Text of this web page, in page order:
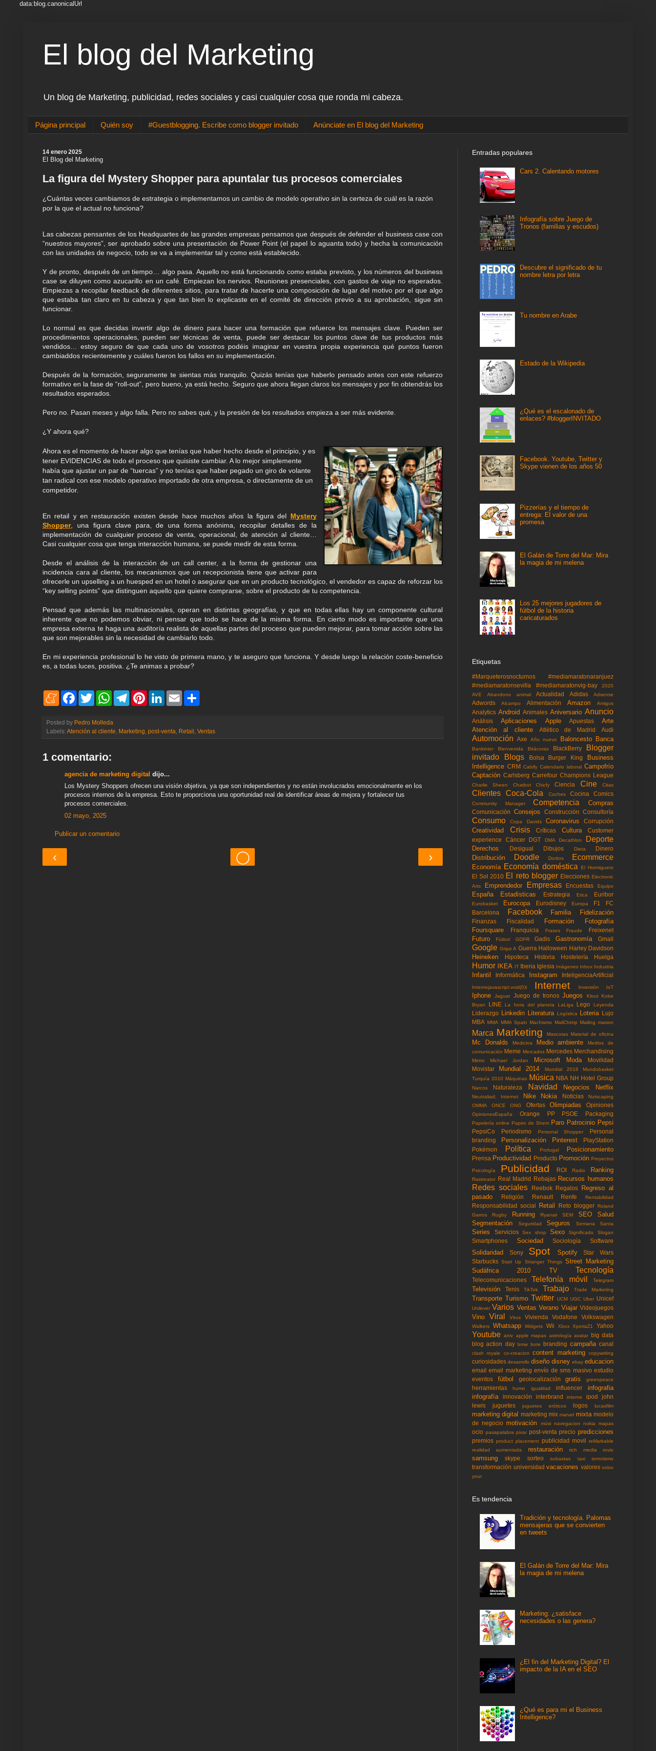
data:blog.canonicalUrl
El blog del Marketing
Un blog de Marketing, publicidad, redes sociales y casi cualquier cosa que ronda mi cabeza.
Página principal Quién soy #Guestblogging. Escribe como blogger invitado Anúnciate en El blog del Marketing
14 enero 2025
El Blog del Marketing
La figura del Mystery Shopper para apuntalar tus procesos comerciales
¿Cuántas veces cambiamos de estrategia o implementamos un cambio de modelo operativo sin la certeza de cuál es la razón
por la que el actual no funciona?
Las cabezas pensantes de los Headquartes de las grandes empresas pensamos que después de defender el business case con
“nuestros mayores”, ser aprobado sobre una presentación de Power Point (el papel lo aguanta todo) y hecha la comunicación
con las unidades de negocio, todo se va a implementar tal y como está establecido.
Y de pronto, después de un tiempo… algo pasa. Aquello no está funcionando como estaba previsto, y los números del business
case se diluyen como azucarillo en un café. Empiezan los nervios. Reuniones presenciales, con gastos de viaje no esperados.
Empiezas a recopilar feedback de diferentes sitios, para tratar de hacerte una composición de lugar del motivo por el que algo
que estaba tan claro en tu cabeza y que tan bien lo explicaste en el comité de dirección previo a su aprobación, sigue sin
funcionar.
Lo normal es que decidas invertir algo de dinero para hacer una formación que refuerce los mensajes clave. Pueden ser
procedimientos operacionales, pueden ser técnicas de venta, puede ser destacar los puntos clave de tus productos más
vendidos… estoy seguro de que cada uno de vosotros podéis imaginar en vuestra propia experiencia qué puntos fueron
cambiaddos recientemente y cuáles fueron los fallos en su implementación.
Después de la formación, seguramente te sientas más tranquilo. Quizás tenías que haberlo pensado antes con este refuerzo
formativo en la fase de “roll-out”, pero bueno, ya está hecho. Seguro que ahora llegan claros los mensajes y por fin obtendrás los
resultados esperados.
Pero no. Pasan meses y algo falla. Pero no sabes qué, y la presión de los resultados empieza a ser más evidente.
¿Y ahora qué?
Ahora es el momento de hacer algo que tenías que haber hecho desde el principio, y es
tener EVIDENCIAS de todo el proceso que quisiste cambiar. A lo mejor simplemente
había que ajustar un par de “tuercas” y no tenías que haber pegado un giro de volante
tan radical con ese modelo operativo importado de otra empresa, o directamente de un
competidor.
En retail y en restauración existen desde hace muchos años la figura del Mystery
Shopper, una figura clave para, de una forma anónima, recopilar detalles de la
implementación de cualquier proceso de venta, operacional, de atención al cliente…
Casi cualquier cosa que tenga interacción humana, se puede medir de esta forma.
Desde el análisis de la interacción de un call center, a la forma de gestionar una
incidencia cara al cliente, los mecanismos que un recepcionista tiene que activar para
ofrecerle un upselling a un huesped en un hotel o asegurar que en un producto tecnológico, el vendedor es capaz de reforzar los
“key selling points” que distinguen aquello que quiere comprarse, sobre el producto de tu competencia.
Pensad que además las multinacionales, operan en distintas geografías, y que en todas ellas hay un componente cultural
inherente que no podemos obviar, ni pensar que todo se hace de la misma forma. En cierto modo es importante que una
empresa externa te haga una auditoría realista de aquellas partes del proceso que pueden mejorar, para tomar acción sobre las
que son mejorables sin la necesidad de cambiarlo todo.
En mi experiencia profesional lo he visto de primera mano, y te aseguro que funciona. Y desde luego la relación coste-beneficio
es, a todas luces, positiva. ¿Te animas a probar?
M
a
m
e
F
b
o
o
T
w
t
e
r
W
s
A
p
T
r
a
P
r
e
L
d
I
E
Posted by Pedro Molleda
Labels: Atención al cliente Marketing post-venta Retail Ventas
1 comentario:
agencia de marketing digital dijo...
Los Mystery Shoppers ofrecen una visión objetiva, ya que son independientes y no están involucrados emocionalmente en los
procesos internos de la empresa. Esto te proporciona una oportunidad real de identificar áreas de mejora y fortalecer tus
procesos comerciales.
02 mayo, 2025
Publicar un comentario
‹ ›
◯
Entradas populares
Cars 2. Calentando motores
Infografía sobre Juego de
Tronos (familias y escudos)
Descubre el significado de tu
nombre letra por letra
Tu nombre en Arabe
Estado de la Wikipedia
¿Qué es el escalonado de
enlaces? #bloggerINVITADO
Facebook. Youtube, Twitter y
Skype vienen de los años 50
Pizzerías y el tiempo de
entrega: El valor de una
promesa
El Galán de Torre del Mar: Mira
la magia de mi melena
Los 25 mejores jugadores de
fútbol de la historia
caricaturados
Etiquetas
#Marqueterosnocturnos
#mediamaratonaranjuez
#mediamaratonsevilla
#mediamaratonvig-bay
2020
AVE
Abandono animal Actualidad Adidas Adsense
Adwords Alcampo Alimentación Amazon Amigos
Analytics Android Animales Aniversario Anuncio
Análisis Aplicaciones Apple Apuestas
Arte
Atención al cliente
Atlético de Madrid Audi
Automoción Axe Año nuevo Baloncesto Banca
Bankinter Bienvenida Bitácoras BlackBerry
Blogger
invitado
Blogs Bolsa Burger King
Business
Intelligence CRM Cabify Calendario laboral Campofrío
Captación Carlsberg Carrefour Champions League
Charlie Sheen Chatbot Chicfy Ciencia Cine Citas
Clientes Coca-Cola Coches Cocina Comics
Community Manager Competencia Compras
Comunicación Consejos Construcción Consultoría
Consumo Copa Davids Coronavirus Corrupción
Creatividad Crisis Críticas Cultura
Customer
experience
Cáncer DGT DMA Decathlon Deporte
Derechos Desigual Dibujos Dieta Dinero
Distribución Doodle Doritos Ecommerce
Economía Economía doméstica El Hormiguero
El Sol 2010 El reto blogger Elecciones Electronic
Arts
Emprendedor Empresas Encuestas Equipo
España Estadísticas Estrategia Etica Euribor
Eurobasket Eurocopa Eurodisney Europa F1
FC
Barcelona
Facebook Familia Fidelización
Finanzas Fiscalidad Formación
Fotografía
Foursquare
Franquicia Frases Fraude Freixenet
Futuro Fùtbol GDPR Gadis Gastronomía Gmail
Google Gripe A Guerra Halloween Harley Davidson
Heineken Hipoteca Historia Hostelería Huelga
Humor IKEA IT Iberia Iglesia Imágenes Inbox Industria
Infantil Informática Instagram InteligenciaArtificial
Internejavascript:void(0)t Internet Inversión IoT
Iphone Jaguar Juego de tronos Juegos Klout Kobe
Bryan
LINE La hora del planeta LaLiga Lego Leyenda
Liderazgo Linkedin Literatura Logística Loteria Lujo
MBA MMA MMA Spain Machismo MailChimp Mailing masivo
Marca Marketing Mascotas Material de oficina
Mc Donalds Medicina Medio ambiente
Medios de
comunicación Meme Mercados Mercedes Merchandising
Metro Michael Jordan Microsoft Moda
Movilidad
Movistar
Mundial 2014 Mundial 2018
Mundobasket
Turquía 2010 Máquinas Música NBA NH Hotel Group
Narcos Naturaleza Navidad Negocios Netflix
Neutraliad; Internet Nike Nokia Noticias
Nutscaping
OMMA
ONCE ONG Ofertas Olimpiadas Opiniones
OpinionesEspaña Orange PP PSOE Packaging
Papelería online Papiro de Shem Paro Patrocinio Pepsi
PepsiCo Periodismo Personal Shopper
Personal
branding
Personalización Pinterest
PlayStation
Pokémon
Política Portugal Posicionamiento
Prensa Productividad Producto Promoción Proyectos
Psicología Publicidad ROI Radio Ranking
Rastreator Real Madrid Rebajas Recursos humanos
Redes sociales Reebok Regalos
Regreso al
pasado
Religión Renault Renfe Rentabilidad
Responsabilidad social Retail Reto blogger Roland
Garros
Rugby Running Ryanair SEM SEO
Salud
Segmentación
Seguridad Seguros Semana Santa
Series Servicios Sex shop Sexo Significado Slogan
Smartphones Sociedad Sociología Software
Solidaridad Sony Spot Spotify
Star Wars
Starbucks Start Up Stranger Things Street Marketing
Sudáfrica 2010
TV Tecnología
Telecomunicaciones Telefonía móvil Telegram
Televisión Tenis TikTok Trabajo Trade Marketing
Transporte Turismo Twitter UCM UGC Uber Unicef
Unilever Varios Ventas Verano Viajar Videojuegos
Vino Viral Virus Vivienda Vodafone Volkswagen
Walkers Whatsapp Widgets Wii Xbox XperiaZ1 Yahoo
Youtube aniv apple mapas astrología avatar big data
blog action day bmw bote branding campaña canal
clash royale co-creacion content marketing copywriting
curiosidades desarrollo diseño disney ebay educacion
email email marketing envío de sms masivo estudio
eventos
fútbol geolocalización gratis greenpeace
herramientas humo igualdad influencer
infografia
infografía
innovación interbrand interne ipod
john
lewis
juguetes juguetes eróticos logos lucasfilm
marketing digital marketing mix marvel mixta modelo
de negocio motivación músi navegacion nokia mapas
ocio pasapalabra pixar post-venta precio predicciones
premios product placement publicidad movil reMarkable
realidad aumentada
restauración rich media rovio
samsung skype sorteo subastas taxi terrorismo
transformación universidad vacaciones valores volvo
your
Es tendencia
Tradición y tecnología. Palomas
mensajeras que se convierten
en tweets
El Galán de Torre del Mar: Mira
la magia de mi melena
Marketing: ¿satisface
necesidades o las genera?
¿El fin del Marketing Digital? El
impacto de la IA en el SEO
¿Qué es para mi el Business
Intelligence?